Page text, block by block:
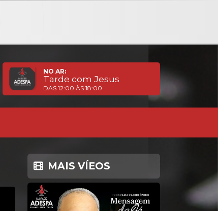
NO AR:
Tarde com Jesus
DAS 12:00 ÀS 18:00
MAIS VÍEOS